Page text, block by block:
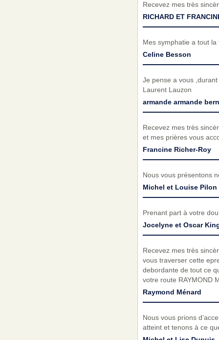
Recevez mes très
RICHARD ET
Mes symphatie a tout la
Celine Besson
Je pense a vous
Laurent Lauzon
armande armande
Recevez mes très
et mes prières vous
Francine Richer-Roy
Nous vous présentons
Michel et Louise Pilon
Prenant part à votre
Jocelyne et Oscar
Recevez mes très
vous traverser cette
debordante de tout ce
votre route RAYMOND
Raymond Ménard
Nous vous prions
atteint et tenons à ce